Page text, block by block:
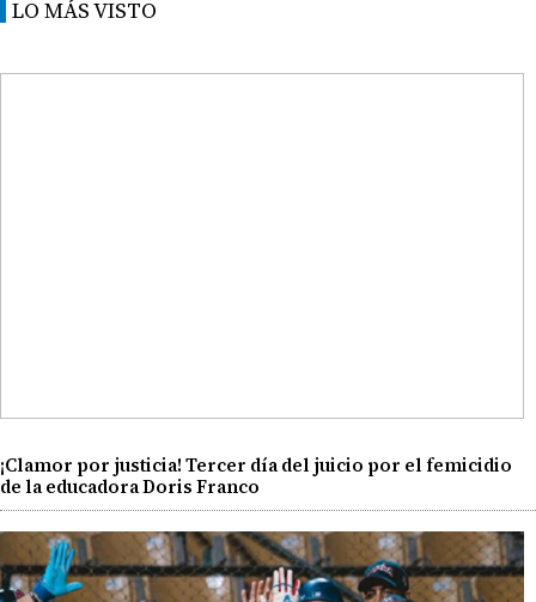
LO MÁS VISTO
¡Clamor por justicia! Tercer día del juicio por el femicidio
de la educadora Doris Franco